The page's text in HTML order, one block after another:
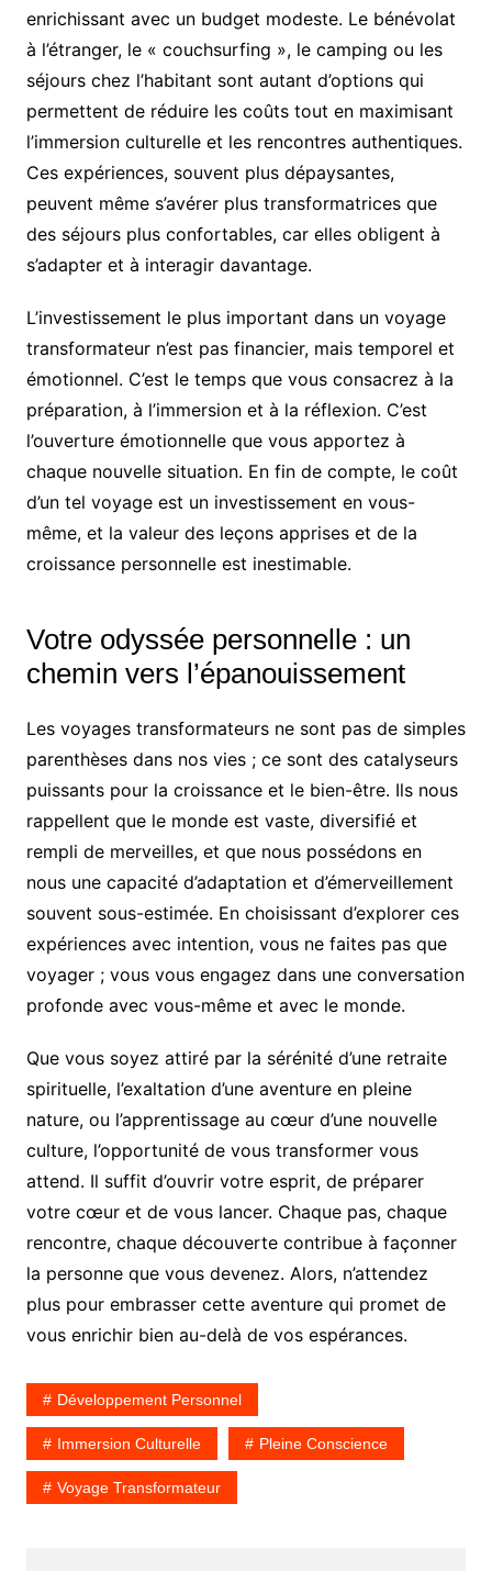
enrichissant avec un budget modeste. Le bénévolat
à l’étranger, le « couchsurfing », le camping ou les
séjours chez l’habitant sont autant d’options qui
permettent de réduire les coûts tout en maximisant
l’immersion culturelle et les rencontres authentiques.
Ces expériences, souvent plus dépaysantes,
peuvent même s’avérer plus transformatrices que
des séjours plus confortables, car elles obligent à
s’adapter et à interagir davantage.
L’investissement le plus important dans un voyage
transformateur n’est pas financier, mais temporel et
émotionnel. C’est le temps que vous consacrez à la
préparation, à l’immersion et à la réflexion. C’est
l’ouverture émotionnelle que vous apportez à
chaque nouvelle situation. En fin de compte, le coût
d’un tel voyage est un investissement en vous-
même, et la valeur des leçons apprises et de la
croissance personnelle est inestimable.
Votre odyssée personnelle : un
chemin vers l’épanouissement
Les voyages transformateurs ne sont pas de simples
parenthèses dans nos vies ; ce sont des catalyseurs
puissants pour la croissance et le bien-être. Ils nous
rappellent que le monde est vaste, diversifié et
rempli de merveilles, et que nous possédons en
nous une capacité d’adaptation et d’émerveillement
souvent sous-estimée. En choisissant d’explorer ces
expériences avec intention, vous ne faites pas que
voyager ; vous vous engagez dans une conversation
profonde avec vous-même et avec le monde.
Que vous soyez attiré par la sérénité d’une retraite
spirituelle, l’exaltation d’une aventure en pleine
nature, ou l’apprentissage au cœur d’une nouvelle
culture, l’opportunité de vous transformer vous
attend. Il suffit d’ouvrir votre esprit, de préparer
votre cœur et de vous lancer. Chaque pas, chaque
rencontre, chaque découverte contribue à façonner
la personne que vous devenez. Alors, n’attendez
plus pour embrasser cette aventure qui promet de
vous enrichir bien au-delà de vos espérances.
Développement Personnel
Immersion Culturelle Pleine Conscience
Voyage Transformateur